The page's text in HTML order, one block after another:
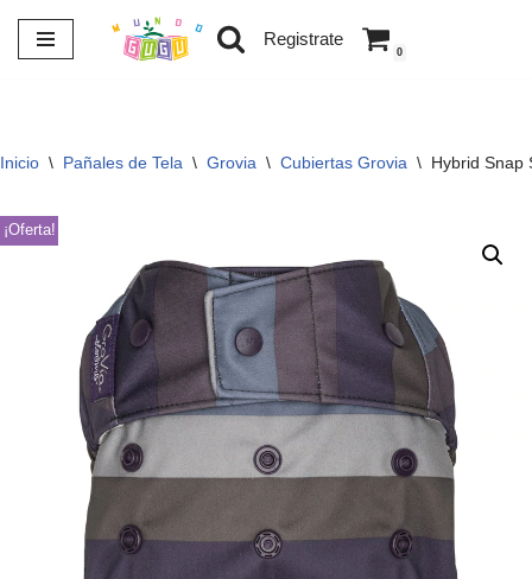
Saltar
Registrate
0
Inicio \ Pañales de Tela \ Grovia \ Cubiertas Grovia \ Hybrid Snap
¡Oferta!